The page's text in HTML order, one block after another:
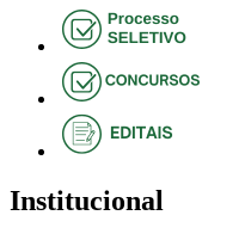
Institucional